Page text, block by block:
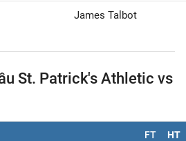
James Talbot
St. Patrick's Athletic vs
FT HT